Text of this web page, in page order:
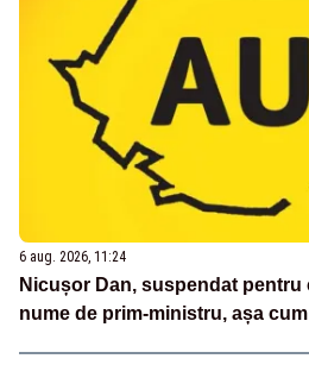
6 aug. 2026, 11:24
Nicușor Dan, suspendat
nume de prim-ministru, așa